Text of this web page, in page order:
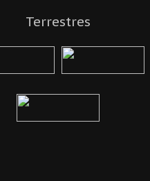
Terrestres